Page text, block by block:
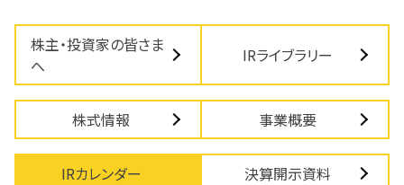
株主・投資家の皆さま
へ
IRライブラリー
株式情報 事業概要
IRカレンダー 決算開示資料